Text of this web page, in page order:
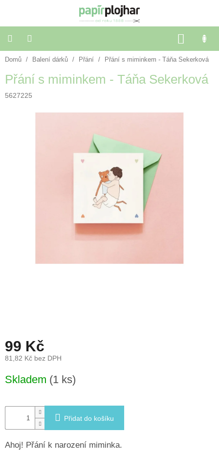
KOŠÍK
Balení
Dekorace
Prodejny
Domů / Balení dárků / Přání / Přání s miminkem - Táňa Sekerková
Přání s miminkem - Táňa Sekerková
5627225
99 Kč
81,82 Kč bez DPH
cena:
Skladem (1 ks)
Přidat do košíku
Ahoj! Přání k narození miminka.